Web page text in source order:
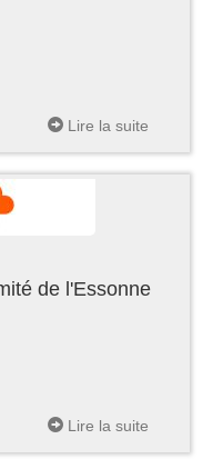
Lire la suite
de l'Essonne
Lire la suite